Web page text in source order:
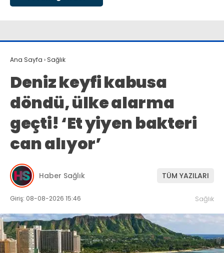
Ana Sayfa › Sağlık
Deniz keyfi kabusa
döndü, ülke alarma
geçti! ‘Et yiyen bakteri
can alıyor’
Haber Sağlık TÜM YAZILARI
Giriş: 08-08-2026 15:46 Sağlık